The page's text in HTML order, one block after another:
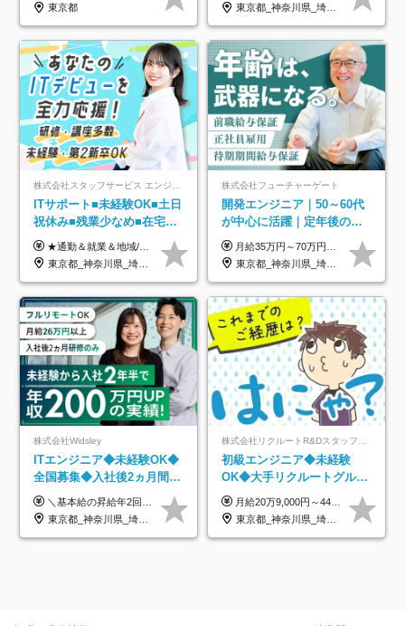
東京都
東京都_神奈川県_埼玉県_千葉県_大阪府_愛知県_北海道_青森県_岩手県_宮城県_秋田県_山形県_福島県_茨城県_栃木県_群馬県_新潟県_山梨県_長野県_富山県_石川県_福井県_静岡県_岐阜県_三重県_兵庫県_京都府_滋賀県_奈良県_和歌山県_広島県_岡山県_鳥取県_島根県_山口県_徳島県_香川県_愛媛県_高知県_福岡県_熊本県_佐賀県_長崎県_大分県_宮崎県_鹿児島県_沖縄県
ITサポート■未経験OK■土日
祝休み■残業少なめ■在宅実
績あり■約900種類のスキル
アップ講座あり■全国募集
★通勤＆就業＆地域/住宅＆役職手当あり ★残業代は全額支給 ★選べる給与制度あり！ ■東京・神奈川・千葉・埼玉勤務の場合 月給24.5万円～55万円＋諸手当 （残業代は全額支給） (20,000円の地域/住宅手当込み) ■愛知・京都・大阪・兵庫勤務の場合 月給24万円以上＋諸手当 （残業代は全額支給） (15,000円の地域/住宅手当込み) ■茨城・栃木・群馬・静岡・三重・滋賀・広島・福岡勤務の場合 月給23.5万円以上＋諸手当 （残業代は全額支給） (10,000円の地域/住宅手当込み) ■北海道・宮城・山梨・長野・岐阜・奈良・和歌山・岡山勤務の場合 月給23万円以上＋諸手当 （残業代は全額支給） (5,000円の地域/住宅手当込み) ■その他のエリア勤務の場合 月給22.5万円以上＋諸手当 （残業代は全額支給） ※経験や能力を考慮し、当社規定により優遇します 【昇給：年一回実施】 【選べる給与制度】 ★収入を重視する方に… 「変動型人事制度」の選択も可能（派遣先からの評価に応じて収入アップ！） ※年2回のタイミングで希望者と面談の上決定します。
東京都_神奈川県_埼玉県_千葉県_大阪府_愛知県_北海道_岩手県_宮城県_山形県_福島県_茨城県_栃木県_群馬県_山梨県_長野県_富山県_石川県_静岡県_岐阜県_三重県_兵庫県_京都府_滋賀県_奈良県_広島県_岡山県_山口県_愛媛県_福岡県_熊本県_長崎県
株式会社フューチャーゲート
開発エンジニア｜50～60代
が中心に活躍｜定年後の給
与減ナシ｜年収50万円アッ
プ実績／昇給率92％（直近3
年）
月給35万円～70万円（固定残業代30時間分63,869円～を含む）+賞与年1回 ※30時間を超える分は別途支給します ●これまでのご経験・スキル・前職給与をできる限り考慮します ●待機期間も給与を100％支給します ●試用期間中も給与や福利厚生は同じです ≪年収を維持しながら長く働けます！≫ 一般的な企業では55歳や60歳を機に年収が下がりますが、 当社は役職などではなく「スキルや経験」で評価。 エンジニアとして長く働きながら あなたにふさわしい年収を維持できます！
東京都_神奈川県_埼玉県_千葉県
株式会社Widsley
ITエンジニア◆未経験OK◆
全国募集◆入社後2ヵ月間は
研修のみ◆フルリモート
OK◆残業月3h◆服装髪型自
＼基本給の昇給年2回＆プロジェクト手当による昇給年12回！！／ 【経験者の場合】 月給33万円～70万円＋プロジェクト手当＋資格手当 ★スキルや経験を考慮の上、優遇します ★上記給与には固定残業代20時間分(月4万3883円～)を含みます。残業が超過した場合は、追加支給します(残業は月平均3時間とほぼ発生しません。残業がなくても、固定残業代は支給されます) ★試用期間中も、月給や福利厚生等は同じです ---------- 【未経験者の場合】 月給26万円～50万円＋プロジェクト手当＋資格手当 ★スキルや経験を考慮の上、優遇します ★上記給与には固定残業代20時間分(月3万719円～)を含みます。残業が超過した場合は、追加支給します(残業は月平均3時間とほぼ発生しません。残業がなくても、固定残業代は支給されます) ★試用期間6ヵ月あり ・1ヶ月目～：月給23万円～ ・2ヶ月目～6ヶ月目：月給23万円～＋プロジェクト手当1～3万円 （上記給与にはそれぞれ固定残業代20時間分(月3万719円～)を含み、超過した場合は追加支給します。） ---------- 【プロジェクト手当について】 参画するプロジェクトの単価に応じて毎月の歩合給を支給します 業界内でもトップクラスの高還元です！
東京都_神奈川県_埼玉県_千葉県_大阪府_愛知県_北海道_青森県_岩手県_宮城県_秋田県_山形県_福島県_茨城県_栃木県_群馬県_新潟県_山梨県_長野県_富山県_石川県_福井県_静岡県_岐阜県_三重県_兵庫県_京都府_滋賀県_奈良県_和歌山県_広島県_岡山県_鳥取県_島根県_山口県_徳島県_香川県_愛媛県_高知県_福岡県_熊本県_佐賀県_長崎県_大分県_宮崎県_鹿児島県_沖縄県
初級エンジニア◆未経験
OK◆大手リクルートグルー
プ正社員◆独自の教育体制
◆住宅手当制度あり/s
月給20万9,000円～44万円 ※試用期間6カ月あり（期間中の待遇に変更なし） ※経験・能力・前給を考慮の上、決定いたします ※時間外手当100％支給 ※派遣就業先が変更となる場合には、就業規則、労使協定等に基づき賃金が変更となる可能性があります
東京都_神奈川県_埼玉県_千葉県_大阪府_愛知県_青森県_岩手県_宮城県_秋田県_山形県_福島県_茨城県_栃木県_群馬県_山梨県_長野県_福井県_静岡県_岐阜県_三重県_兵庫県_京都府_滋賀県_奈良県_広島県_岡山県_山口県_香川県_福岡県_熊本県_佐賀県_長崎県_大分県_宮崎県_鹿児島県